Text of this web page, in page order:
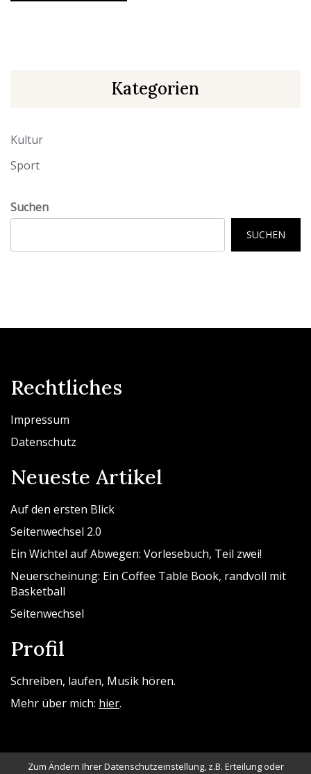
Kategorien
Kultur
Sport
Suchen
SUCHEN
Rechtliches
Impressum
Datenschutz
Neueste Artikel
Auf den ersten Blick
Seitenwechsel 2.0
Ein Wichtel auf Abwegen: Vorlesebuch, Teil zwei!
Neuerscheinung: Ein Coffee Table Book, randvoll mit
Basketball
Seitenwechsel
Profil
Schreiben, laufen, Musik hören.
Mehr über mich: hier.
Zum Ändern Ihrer Datenschutzeinstellung, z.B. Erteilung oder